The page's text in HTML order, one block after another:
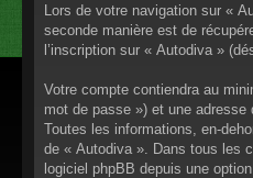
Lors de votre navigation sur «
seconde manière est de
l’inscription sur « Autodiva »
Votre compte contiendra au
mot de passe ») et une
Toutes les informations, en-
de « Autodiva ». Dans tous les
logiciel phpBB depuis une